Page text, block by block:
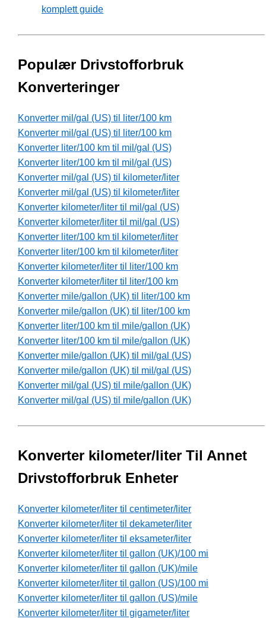
komplett guide
Populær Drivstofforbruk
Konverteringer
Konverter mil/gal (US) til liter/100 km
Konverter mil/gal (US) til liter/100 km
Konverter liter/100 km til mil/gal (US)
Konverter liter/100 km til mil/gal (US)
Konverter mil/gal (US) til kilometer/liter
Konverter mil/gal (US) til kilometer/liter
Konverter kilometer/liter til mil/gal (US)
Konverter kilometer/liter til mil/gal (US)
Konverter liter/100 km til kilometer/liter
Konverter liter/100 km til kilometer/liter
Konverter kilometer/liter til liter/100 km
Konverter kilometer/liter til liter/100 km
Konverter mile/gallon (UK) til liter/100 km
Konverter mile/gallon (UK) til liter/100 km
Konverter liter/100 km til mile/gallon (UK)
Konverter liter/100 km til mile/gallon (UK)
Konverter mile/gallon (UK) til mil/gal (US)
Konverter mile/gallon (UK) til mil/gal (US)
Konverter mil/gal (US) til mile/gallon (UK)
Konverter mil/gal (US) til mile/gallon (UK)
Konverter kilometer/liter Til Annet
Drivstofforbruk Enheter
Konverter kilometer/liter til centimeter/liter
Konverter kilometer/liter til dekameter/liter
Konverter kilometer/liter til eksameter/liter
Konverter kilometer/liter til gallon (UK)/100 mi
Konverter kilometer/liter til gallon (UK)/mile
Konverter kilometer/liter til gallon (US)/100 mi
Konverter kilometer/liter til gallon (US)/mile
Konverter kilometer/liter til gigameter/liter